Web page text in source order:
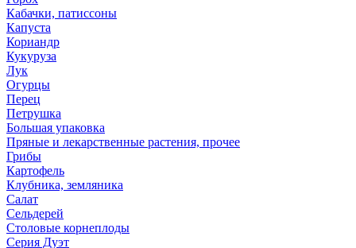
Кабачки, патиссоны
Капуста
Кориандр
Кукуруза
Лук
Огурцы
Перец
Петрушка
Большая упаковка
Пряные и лекарственные растения, прочее
Грибы
Картофель
Клубника, земляника
Салат
Сельдерей
Столовые корнеплоды
Серия Дуэт